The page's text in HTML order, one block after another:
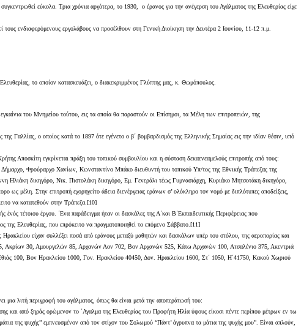
εύκολα. Τρια χρόνια αργότερα, το 1930, ο έρανος για την ανέγερση του Αγάλματος της Ελευθερίας είχε
ενδιαφερόμενους εργολάβους να προσέλθουν στη Γενική Διοίκηση την Δευτέρα 2 Ιουνίου, 11-12 π.μ.
το οποίον κατασκευάζει, ο διακεκριμμένος Γλύπτης μας, κ. Θωμόπουλος.
του Μνημείου τούτου, εις τα οποία θα παραστούν οι Επίσημοι, τα Μέλη των επιτροπειών, της
Γαλλίας, ο οποίος κατά το 1897 ότε εγένετο ο β΄ βομβαρδισμός της Ελληνικής Σημαίας εις την ιδίαν θέσιν, υπό
Αποσκίτη εγκρίνεται πράξη του τοπικού συμβουλίου και η σύσταση δεκαενεαμελούς επιτροπής από τους:
Φρούραρχο Χανίων, Κωνσταντίνο Μπάκο διευθυντή του τοπικού Υπ/τος της Εθνικής Τράπεζας της
δικηγόρο, Νικ. Πιστολάκη δικηγόρο, Εμ. Γενεράλι τέως Γυμνασιάρχη, Κυριάκο Μητσοτάκη δικηγόρο,
Στην επιτροπή εχορηγείτο άδεια διενέργειας εράνων σ’ ολόκληρο τον νομό με διπλότυπες αποδείξεις,
να κατατεθούν στην Τράπεζα.[10]
τέτοιου έργου. ΄Ενα παράδειγμα ήταν οι δασκάλες της Α΄και Β΄Εκπαιδευτικής Περιφέρειας που
Ελευθερίας, που επρόκειτο να πραγματοποιηθεί το επόμενο Σάββατο.[11]
είχαν συλλέξει ποσά από εράνους μεταξύ μαθητών και δασκάλων υπέρ του στόλου, της αεροπορίας και
Ακρίων 30, Αμουργελών 85, Αρχανών Αον 702, Βον Αρχανών 525, Κάτω Αρχανών 100, Ατσαλένιο 375, Ακεντριά
100, Βον Ηρακλείου 1000, Γον. Ηρακλείου 40450, Δον. Ηρακλείου 1600, Στ΄ 1050, Η΄41750, Κακού Χωριού
μια λιτή περιγραφή του αγάλματος, όπως θα είναι μετά την αποπεράτωσή του:
και από ξηράς ορώμενον το ΄Αγαλμα της Ελευθερίας του Προφήτη Ηλία ύψους είκοσι πέντε περίπου μέτρων εν τω
ψυχής” εμπνευσμένον από τον στίχον του Σολωμού “Πάντ’ άγρυπνα τα μάτια της ψυχής μου”. Είναι απλούν,